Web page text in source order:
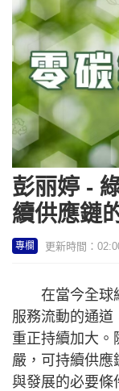
彭丽婷 -
續供應鏈
專欄 更新時間：
在當今全球經
服務流動的通道
重正持續加大。
嚴，可持續供應
與發展的必要條